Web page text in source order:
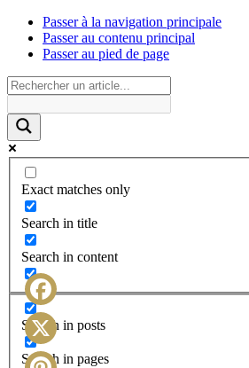
Passer à la navigation principale
Passer au contenu principal
Passer au pied de page
Exact matches only
Search in title
Search in content
Search in posts
Search in pages
Facebook
X